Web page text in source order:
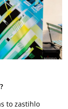
to zastihlo